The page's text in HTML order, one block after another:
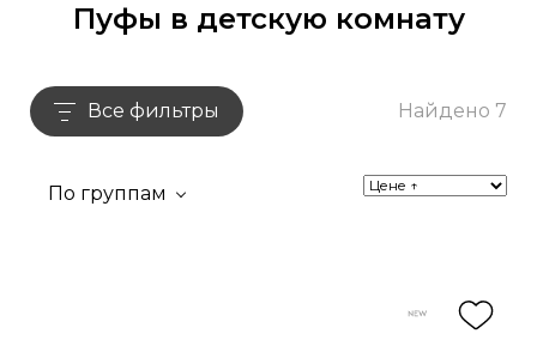
Пуфы в детскую комнату
Все фильтры Найдено 7
По группам